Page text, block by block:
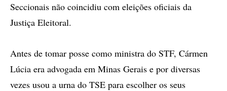
Seccionais não coincidiu com eleições oficiais da
Justiça Eleitoral.
Antes de tomar posse como ministra do STF, Cármen
Lúcia era advogada em Minas Gerais e por diversas
vezes usou a urna do TSE para escolher os seus